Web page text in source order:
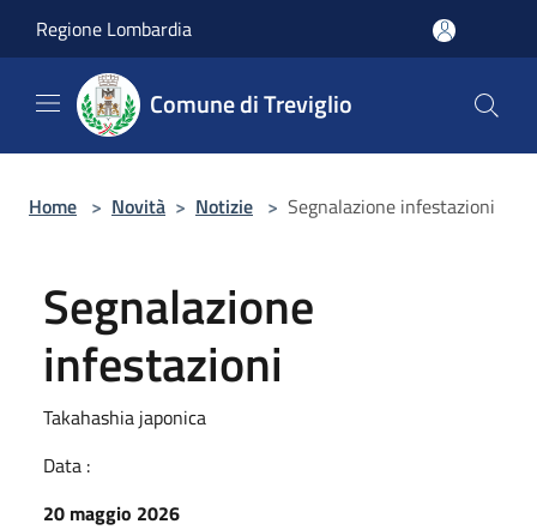
Regione Lombardia
Comune di Treviglio
Home > Novità > Notizie > Segnalazione infestazioni
Segnalazione
infestazioni
Takahashia japonica
Data :
20 maggio 2026